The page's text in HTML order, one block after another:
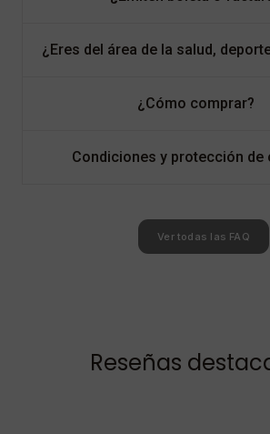
¿Eres del área de la salud,
¿Cómo comprar?
Condiciones y protección de
Ver todas las FAQ
Reseñas